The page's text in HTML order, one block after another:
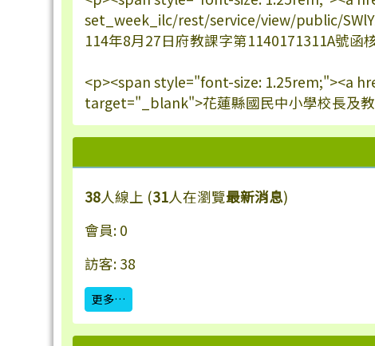
set_week_ilc/rest/service/view/public/
114年8月27日府教課字第1140171311A號
<p><span style="font-size: 1.25rem;"><a
target="_blank">花蓮縣國民中小學校長及
38人線上 (31人在瀏覽最新消息)
會員: 0
訪客: 38
更多…